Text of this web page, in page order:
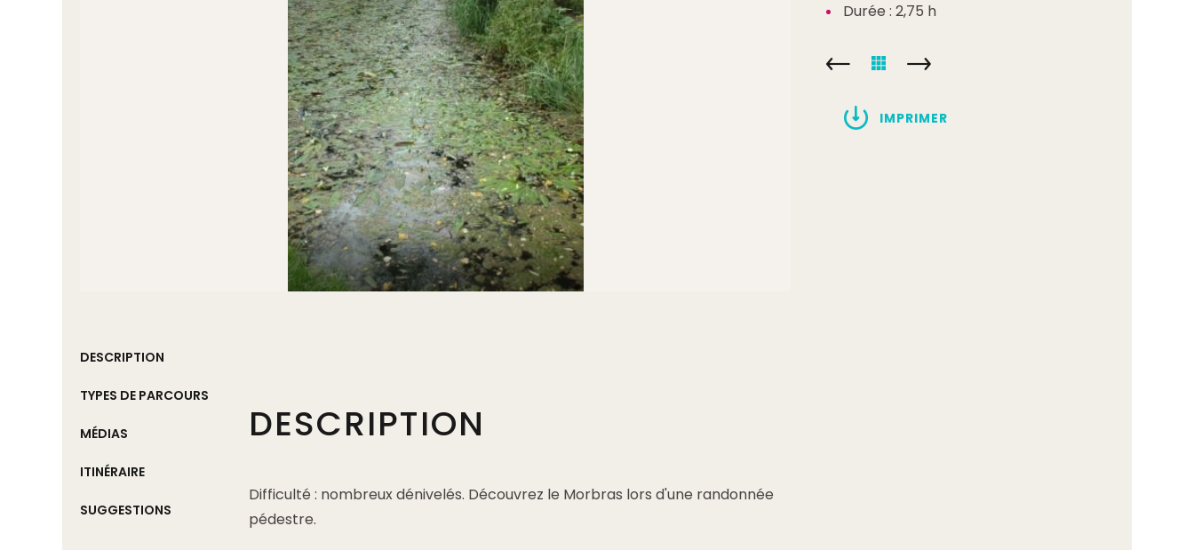
DESCRIPTION
TYPES DE PARCOURS
MÉDIAS
ITINÉRAIRE
SUGGESTIONS
DESCRIPTION
Difficulté : nombreux dénivelés. Découvrez le Morbras lors d'une randonnée
pédestre.
Durée : 2,75 h
IMPRIMER